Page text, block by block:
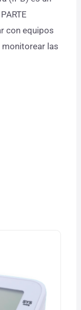
con equipos
las